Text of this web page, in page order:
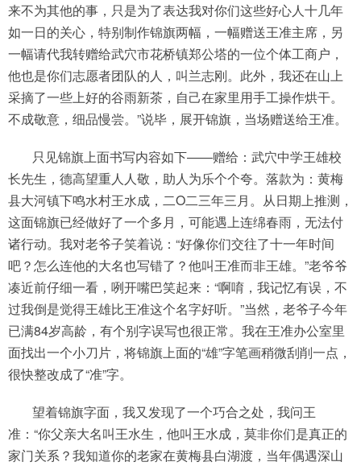
来不为其他的事，只是为了表达我对你们这些好心人十几年
如一日的关心，特别制作锦旗两幅，一幅赠送王准主席，另
一幅请代我转赠给武穴市花桥镇郑公塔的一位个体工商户，
他也是你们志愿者团队的人，叫兰志刚。此外，我还在山上
采摘了一些上好的谷雨新茶，自己在家里用手工操作烘干。
不成敬意，细品慢尝。”说毕，展开锦旗，当场赠送给王准。
只见锦旗上面书写内容如下——赠给：武穴中学王雄校
长先生，德高望重人人敬，助人为乐个个夸。落款为：黄梅
县大河镇下鸣水村王水成，二Ο二三年三月。从日期上推测，
这面锦旗已经做好了一个多月，可能遇上连绵春雨，无法付
诸行动。我对老爷子笑着说：“好像你们交往了十一年时间
吧？怎么连他的大名也写错了？他叫王准而非王雄。”老爷爷
凑近前仔细一看，咧开嘴巴笑起来：“啊唷，我记忆有误，不
过我倒是觉得王雄比王准这个名字好听。”当然，老爷子今年
已满84岁高龄，有个别字误写也很正常。我在王准办公室里
面找出一个小刀片，将锦旗上面的“雄”字笔画稍微刮削一点，
很快整改成了“准”字。
望着锦旗字面，我又发现了一个巧合之处，我问王
准：“你父亲大名叫王水生，他叫王水成，莫非你们是真正的
家门关系？我知道你的老家在黄梅县白湖渡，当年偶遇深山